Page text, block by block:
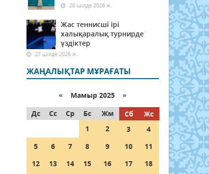
28 шілде 2026 ж.
Жас теннисші ірі
халықаралық турнирде
үздіктер
27 шілде 2026 ж.
ЖАҢАЛЫҚТАР МҰРАҒАТЫ
« Мамыр 2025 »
Дс
Сс Ср Бс Жм Сб
Жс
1
2 3
4
5
6 7 8 9 10
11
12
13 14 15 16 17
18